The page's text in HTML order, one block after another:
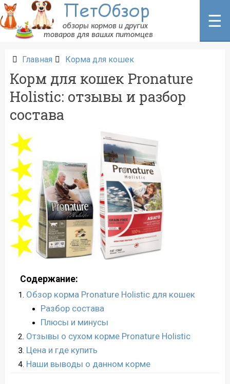
Перейти
к
содержанию
☰
Главная Корма для кошек
Корм для кошек Pronature
Holistic: отзывы и разбор
состава
Содержание:
Обзор корма Pronature Holistic для кошек
Разбор состава
Плюсы и минусы
Отзывы о сухом корме Pronature Holistic
Цена и где купить
Наши выводы о данном корме